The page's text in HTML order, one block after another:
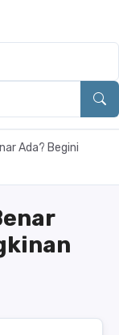
Ada? Begini